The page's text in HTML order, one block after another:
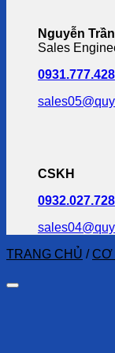
Nguyễn
Sales
0931.777.428
CSKH
0932.027.728
TRANG CHỦ / CƠ